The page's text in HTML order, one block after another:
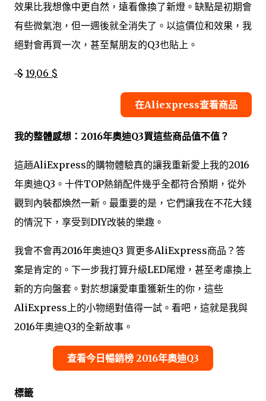
效果比我想像中更自然，遠看像換了新燈。缺點是初期會
有些微氣泡，但一週後就全消失了。以這價位和效果，我
絕對會再買一次，甚至幫朋友的Q3也貼上。
$ 19,06 $
在Aliexpress查看商品
我的整體感想：2016年奧迪Q3買這些商品值不值？
這趟AliExpress的購物體驗真的讓我重新愛上我的2016
年奧迪Q3。十件TOP熱銷配件幾乎全都符合預期，從外
觀到內裝都煥然一新。最重要的是，它們讓我在不花大錢
的情況下，享受到DIY改裝的樂趣。
我會不會再2016年奧迪Q3 買更多AliExpress商品？答
案是肯定的。下一步我打算升級LED尾燈，甚至考慮換上
新的方向盤套。對於想讓愛車重獲新生的你，這些
AliExpress上的小物絕對值得一試。看吧，這就是我與
2016年奧迪Q3的全新故事。
查看今日暢銷榜 2016年奧迪Q3
標籤